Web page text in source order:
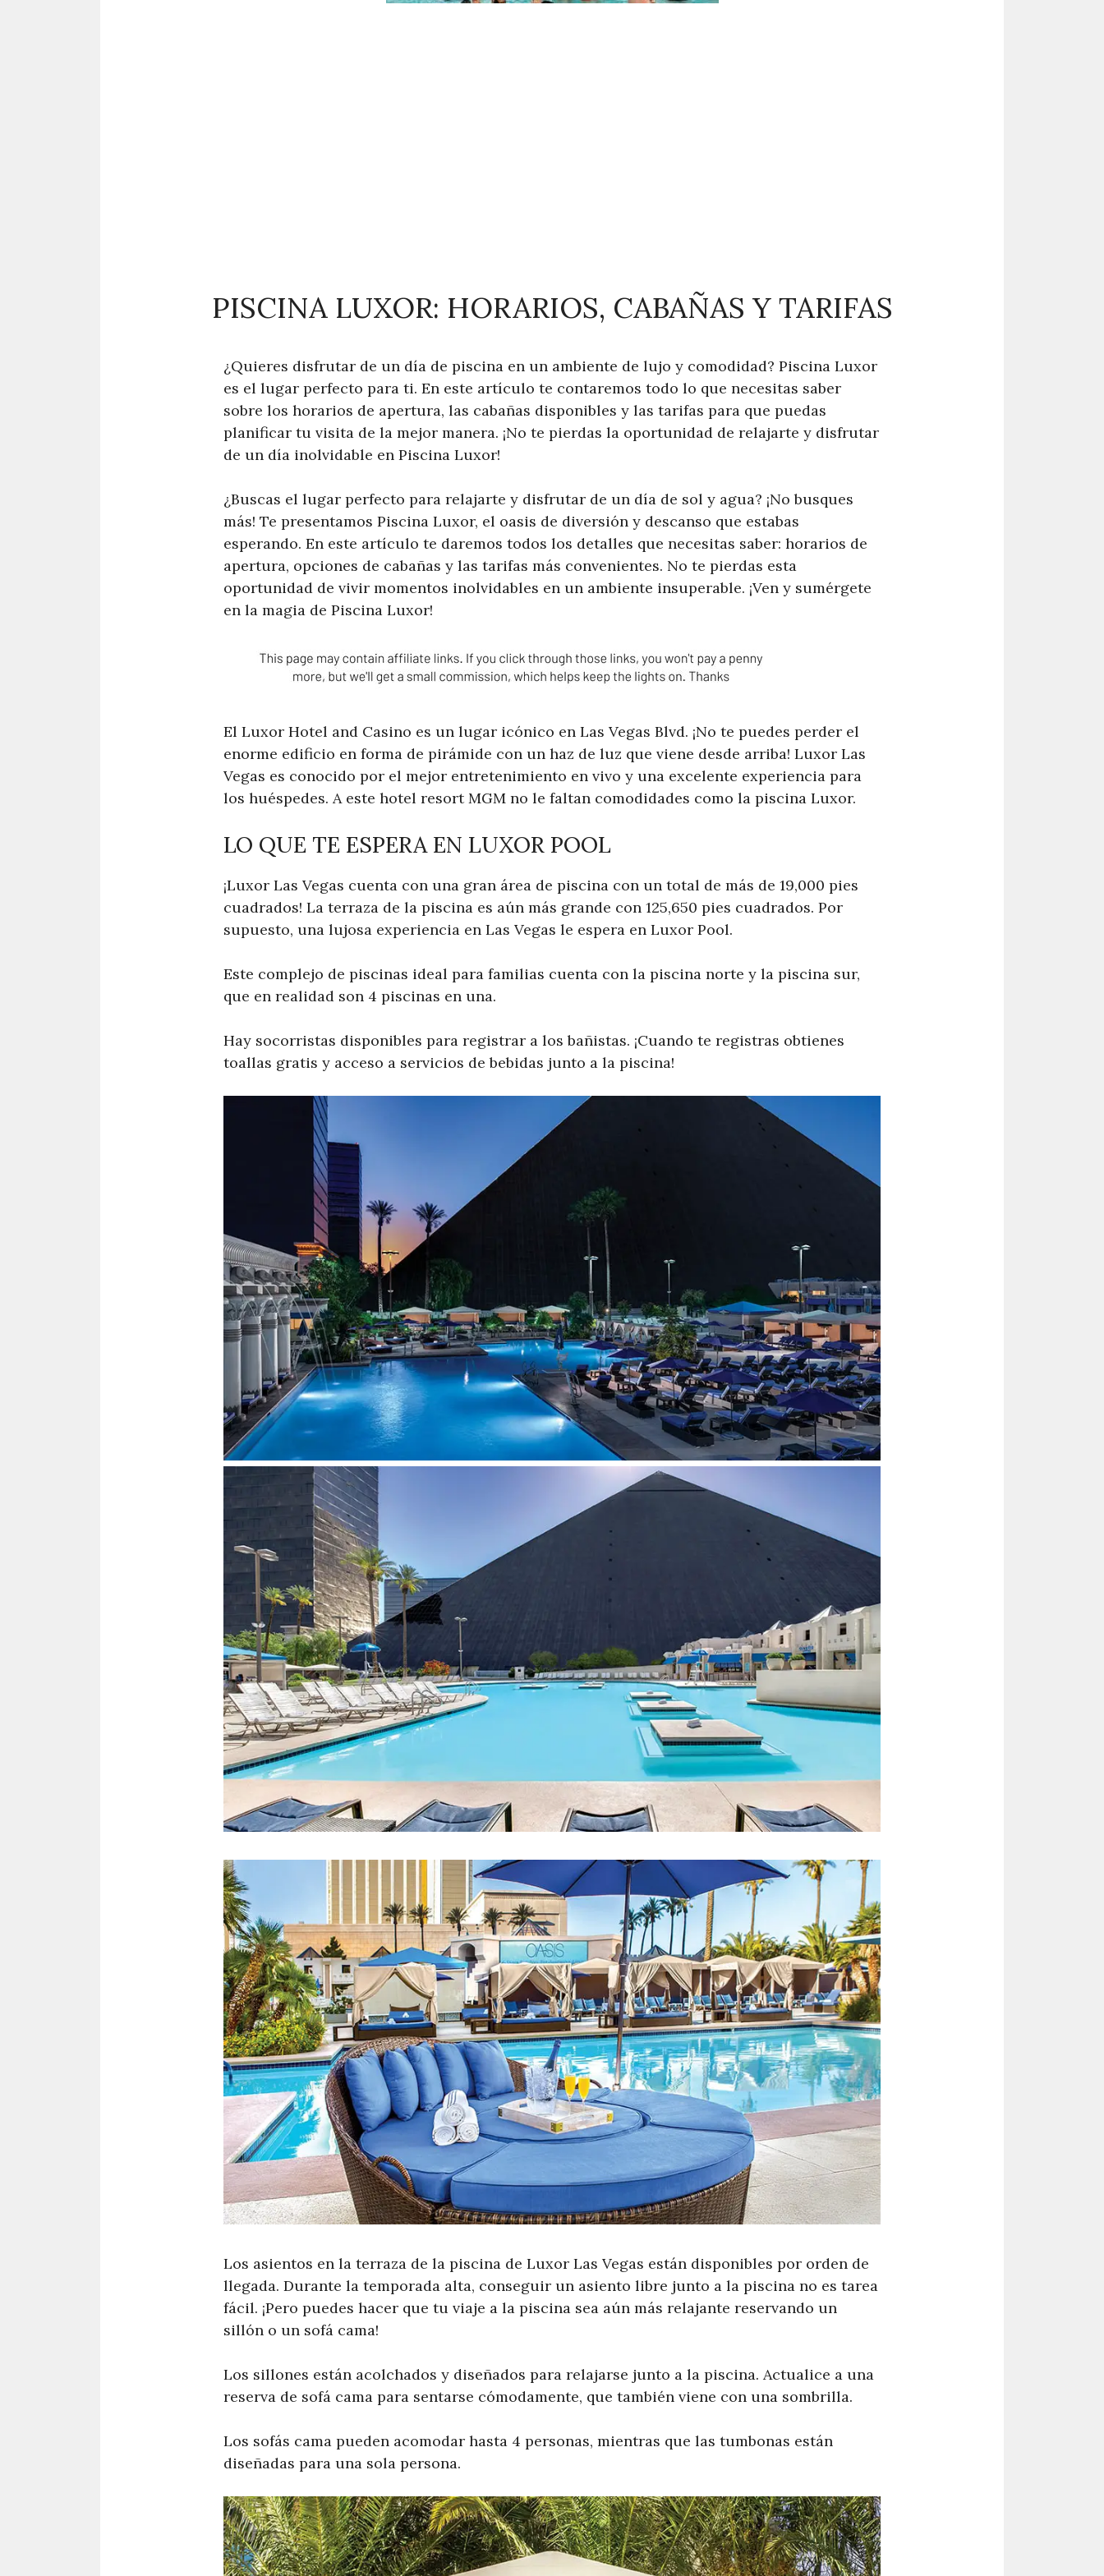
PISCINA LUXOR: HORARIOS, CABAÑAS Y TARIFAS
¿Quieres disfrutar de un día de piscina en un ambiente de lujo y comodidad? Piscina Luxor
es el lugar perfecto para ti. En este artículo te contaremos todo lo que necesitas saber
sobre los horarios de apertura, las cabañas disponibles y las tarifas para que puedas
planificar tu visita de la mejor manera. ¡No te pierdas la oportunidad de relajarte y disfrutar
de un día inolvidable en Piscina Luxor!
¿Buscas el lugar perfecto para relajarte y disfrutar de un día de sol y agua? ¡No busques
más! Te presentamos Piscina Luxor, el oasis de diversión y descanso que estabas
esperando. En este artículo te daremos todos los detalles que necesitas saber: horarios de
apertura, opciones de cabañas y las tarifas más convenientes. No te pierdas esta
oportunidad de vivir momentos inolvidables en un ambiente insuperable. ¡Ven y sumérgete
en la magia de Piscina Luxor!
El Luxor Hotel and Casino es un lugar icónico en Las Vegas Blvd. ¡No te puedes perder el
enorme edificio en forma de pirámide con un haz de luz que viene desde arriba! Luxor Las
Vegas es conocido por el mejor entretenimiento en vivo y una excelente experiencia para
los huéspedes. A este hotel resort MGM no le faltan comodidades como la piscina Luxor.
LO QUE TE ESPERA EN LUXOR POOL
¡Luxor Las Vegas cuenta con una gran área de piscina con un total de más de 19,000 pies
cuadrados! La terraza de la piscina es aún más grande con 125,650 pies cuadrados. Por
supuesto, una lujosa experiencia en Las Vegas le espera en Luxor Pool.
Este complejo de piscinas ideal para familias cuenta con la piscina norte y la piscina sur,
que en realidad son 4 piscinas en una.
Hay socorristas disponibles para registrar a los bañistas. ¡Cuando te registras obtienes
toallas gratis y acceso a servicios de bebidas junto a la piscina!
Los asientos en la terraza de la piscina de Luxor Las Vegas están disponibles por orden de
llegada. Durante la temporada alta, conseguir un asiento libre junto a la piscina no es tarea
fácil. ¡Pero puedes hacer que tu viaje a la piscina sea aún más relajante reservando un
sillón o un sofá cama!
Los sillones están acolchados y diseñados para relajarse junto a la piscina. Actualice a una
reserva de sofá cama para sentarse cómodamente, que también viene con una sombrilla.
Los sofás cama pueden acomodar hasta 4 personas, mientras que las tumbonas están
diseñadas para una sola persona.